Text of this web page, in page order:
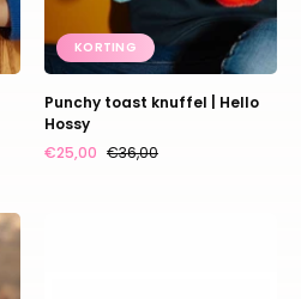
KORTING
Punchy toast knuffel | Hello
Hossy
€25,00 €36,00